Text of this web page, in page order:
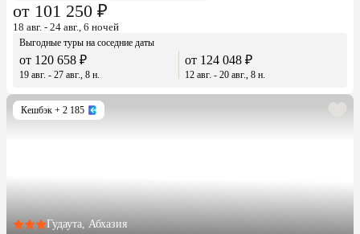
от 101 250 ₽
18 авг. - 24 авг., 6 ночей
Выгодные туры на соседние даты
от 120 658 ₽
19 авг. - 27 авг., 8 н.
от 124 048 ₽
12 авг. - 20 авг., 8 н.
Кешбэк + 2 185
Гудаута, Абхазия